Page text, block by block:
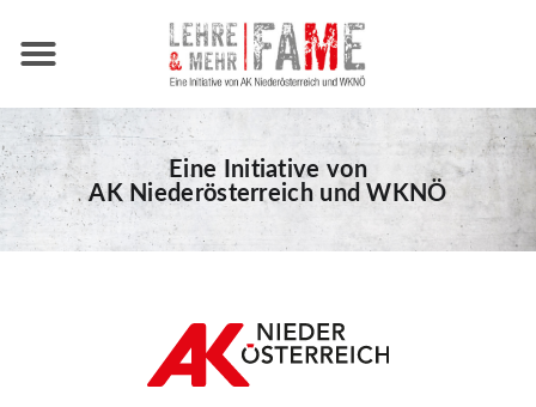
Eine Initiative von
AK Niederösterreich und WKNÖ